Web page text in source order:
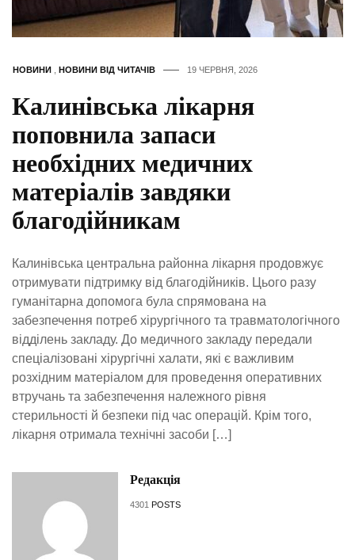
НОВИНИ НОВИНИ ВІД ЧИТАЧІВ 19 ЧЕРВНЯ, 2026
Калинівська лікарня
поповнила запаси
необхідних медичних
матеріалів завдяки
благодійникам
Калинівська центральна районна лікарня продовжує
отримувати підтримку від благодійників. Цього разу
гуманітарна допомога була спрямована на
забезпечення потреб хірургічного та травматологічного
відділень закладу. До медичного закладу передали
спеціалізовані хірургічні халати, які є важливим
розхідним матеріалом для проведення оперативних
втручань та забезпечення належного рівня
стерильності й безпеки під час операцій. Крім того,
лікарня отримала технічні засоби […]
Редакція
4301 POSTS